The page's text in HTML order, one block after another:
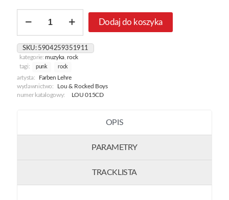
Pozytywka
Dodaj do koszyka
SKU: 5904259351911
kategorie:muzyka ,rock
tagi:
punk rock
artysta:
Farben Lehre
wydawnictwo:
Lou & Rocked Boys
numer katalogowy:
LOU 015CD
OPIS
PARAMETRY
TRACKLISTA